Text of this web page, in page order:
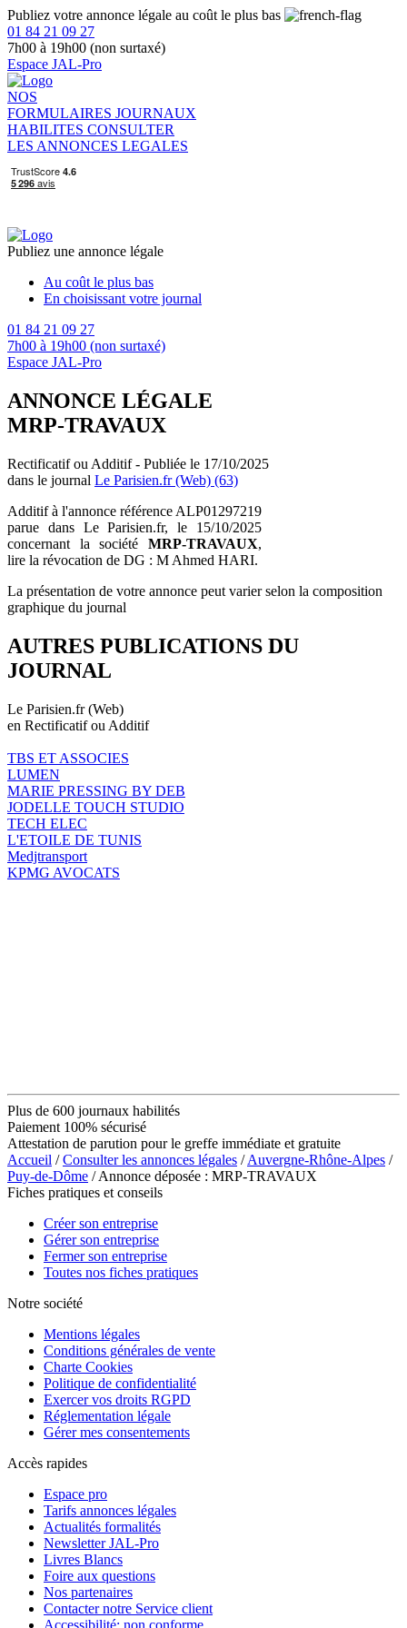
Publiez votre annonce légale au coût le plus bas
01 84 21 09 27
7h00 à 19h00 (non surtaxé)
Espace JAL-Pro
NOS
FORMULAIRES JOURNAUX
HABILITES CONSULTER
LES ANNONCES LEGALES
Publiez une annonce légale
Au coût le plus bas
En choisissant votre journal
01 84 21 09 27
7h00 à 19h00 (non surtaxé)
Espace JAL-Pro
ANNONCE LÉGALE
MRP-TRAVAUX
Rectificatif ou Additif - Publiée le 17/10/2025
dans le journal Le Parisien.fr (Web) (63)
Additif à l'annonce référence ALP01297219
parue dans Le Parisien.fr, le 15/10/2025
concernant la société MRP-TRAVAUX,
lire la révocation de DG : M Ahmed HARI.
La présentation de votre annonce peut varier selon la composition
graphique du journal
AUTRES PUBLICATIONS DU
JOURNAL
Le Parisien.fr (Web)
en Rectificatif ou Additif
TBS ET ASSOCIES
LUMEN
MARIE PRESSING BY DEB
JODELLE TOUCH STUDIO
TECH ELEC
L'ETOILE DE TUNIS
Medjtransport
KPMG AVOCATS
Plus de 600 journaux habilités
Paiement 100% sécurisé
Attestation de parution pour le greffe immédiate et gratuite
Accueil /Consulter les annonces légales /Auvergne-Rhône-Alpes /
Puy-de-Dôme / Annonce déposée : MRP-TRAVAUX
Fiches pratiques et conseils
Créer son entreprise
Gérer son entreprise
Fermer son entreprise
Toutes nos fiches pratiques
Notre société
Mentions légales
Conditions générales de vente
Charte Cookies
Politique de confidentialité
Exercer vos droits RGPD
Réglementation légale
Gérer mes consentements
Accès rapides
Espace pro
Tarifs annonces légales
Actualités formalités
Newsletter JAL-Pro
Livres Blancs
Foire aux questions
Nos partenaires
Contacter notre Service client
Accessibilité: non conforme